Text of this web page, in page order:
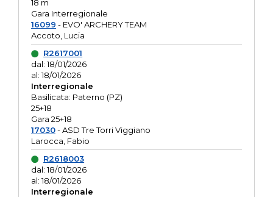
18 m
Gara Interregionale
16099 - EVO' ARCHERY TEAM
Accoto, Lucia
R2617001
dal: 18/01/2026
al: 18/01/2026
Interregionale
Basilicata: Paterno (PZ)
25+18
Gara 25+18
17030- ASD Tre Torri Viggiano
Larocca, Fabio
R2618003
dal: 18/01/2026
al: 18/01/2026
Interregionale